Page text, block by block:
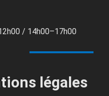
/ 14h00–17h00
légales